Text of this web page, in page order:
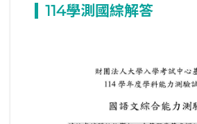
114學測國綜解答